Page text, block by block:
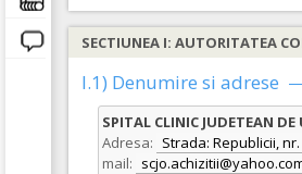
SECTIUNEA I: AUTORITATEA
I.1) Denumire si adrese
SPITAL CLINIC JUDETEAN
Adresa: Strada: Republicii,
mail: